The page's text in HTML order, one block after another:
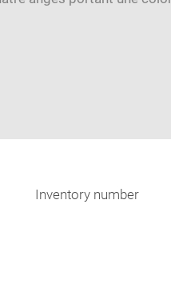
Inventory number